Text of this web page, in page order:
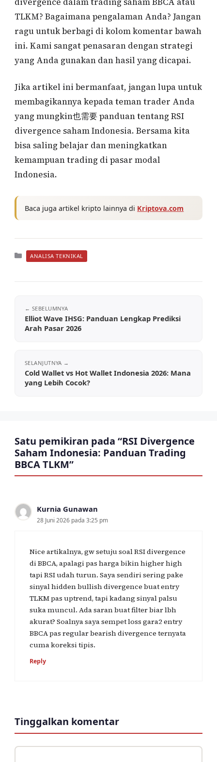
TLKM? Bagaimana pengalaman Anda? Jangan
ragu untuk berbagi di kolom komentar bawah
ini. Kami sangat penasaran dengan strategi
yang Anda gunakan dan hasil yang dicapai.
Jika artikel ini bermanfaat, jangan lupa untuk
membagikannya kepada teman trader Anda
yang mungkin也需要 panduan tentang RSI
divergence saham Indonesia. Bersama kita
bisa saling belajar dan meningkatkan
kemampuan trading di pasar modal
Indonesia.
Baca juga artikel kripto lainnya di Kriptova.com
Kategori
ANALISA TEKNIKAL
Elliot Wave IHSG: Panduan Lengkap Prediksi
Arah Pasar 2026
Cold Wallet vs Hot Wallet Indonesia 2026: Mana
yang Lebih Cocok?
Satu pemikiran pada “RSI Divergence
Saham Indonesia: Panduan Trading
BBCA TLKM”
Kurnia Gunawan
28 Juni 2026 pada 3:25 pm
Nice artikalnya, gw setuju soal RSI divergence
di BBCA, apalagi pas harga bikin higher high
tapi RSI udah turun. Saya sendiri sering pake
sinyal hidden bullish divergence buat entry
TLKM pas uptrend, tapi kadang sinyal palsu
suka muncul. Ada saran buat filter biar lbh
akurat? Soalnya saya sempet loss gara2 entry
BBCA pas regular bearish divergence ternyata
cuma koreksi tipis.
Reply
Tinggalkan komentar
Komentar
Nama
Surel
Situs